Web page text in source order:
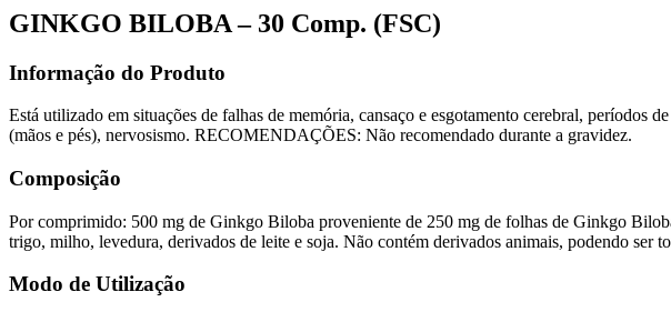
GINKGO BILOBA – 30 Comp. (FSC)
Informação do Produto
Está utilizado em situações de falhas de memória, cansaço e esgotamento cerebral, períodos
(mãos e pés), nervosismo. RECOMENDAÇÕES: Não recomendado durante a gravidez.
Composição
Por comprimido: 500 mg de Ginkgo Biloba proveniente de 250 mg de folhas de Ginkgo
trigo, milho, levedura, derivados de leite e soja. Não contém derivados animais, podendo
Modo de Utilização